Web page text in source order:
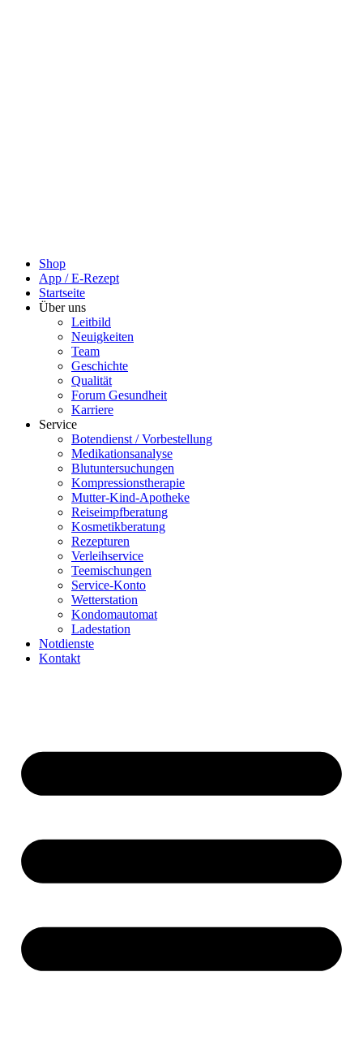
Shop
App / E-Rezept
Startseite
Über uns
Leitbild
Neuigkeiten
Team
Geschichte
Qualität
Forum Gesundheit
Karriere
Service
Botendienst / Vorbestellung
Medikationsanalyse
Blutuntersuchungen
Kompressionstherapie
Mutter-Kind-Apotheke
Reiseimpfberatung
Kosmetikberatung
Rezepturen
Verleihservice
Teemischungen
Service-Konto
Wetterstation
Kondomautomat
Ladestation
Notdienste
Kontakt